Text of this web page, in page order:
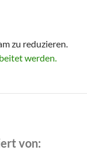
zu reduzieren.
werden.
von: